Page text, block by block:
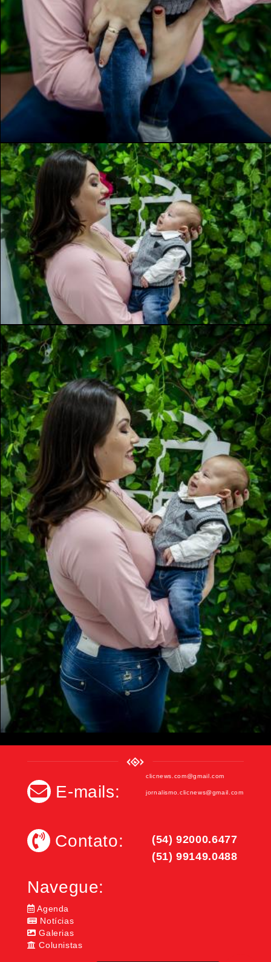
E-mails:
clicnews.com@gmail.com
jornalismo.clicnews@gmail.com
Contato:
(54) 92000.6477
(51) 99149.0488
Navegue:
Agenda
Notícias
Galerias
Colunistas